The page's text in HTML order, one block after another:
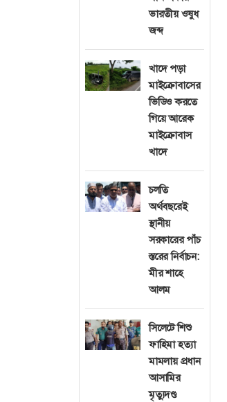
ভারতীয় ওষুধ
জব্দ
খাদে পড়া
মাইক্রোবাসের
ভিডিও করতে
গিয়ে আরেক
মাইক্রোবাস
খাদে
চলতি
অর্থবছরেই
স্থানীয়
সরকারের পাঁচ
স্তরের নির্বাচন:
মীর শাহে
আলম
সিলেটে শিশু
ফাহিমা হত্যা
মামলায় প্রধান
আসামির
মৃত্যুদণ্ড